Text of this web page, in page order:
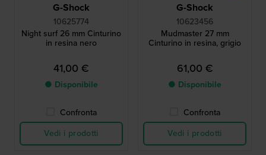
G-Shock
10625774
Night surf 26 mm Cinturino
in resina nero
41,00 €
● Disponibile
Confronta
Vedi i prodotti
G-Shock
10623456
Mudmaster 27 mm
Cinturino in resina, grigio
61,00 €
● Disponibile
Confronta
Vedi i prodotti